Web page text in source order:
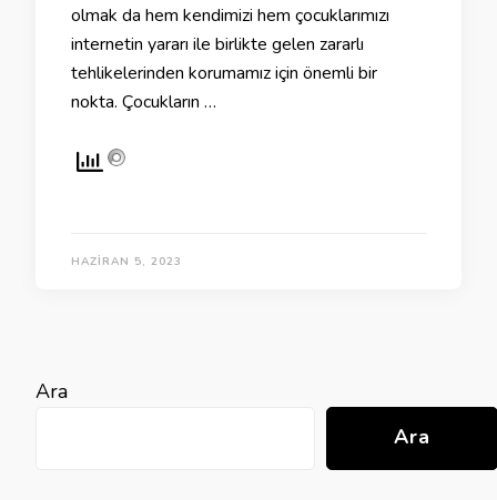
olmak da hem kendimizi hem çocuklarımızı
internetin yararı ile birlikte gelen zararlı
tehlikelerinden korumamız için önemli bir
nokta. Çocukların …
HAZIRAN 5, 2023
Ara
Ara